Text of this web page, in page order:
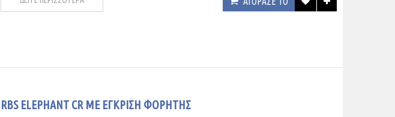
RBS ELEPHANT CR ΜΕ ΕΓΚΡΙΣΗ ΦΟΡΗΤΗΣ